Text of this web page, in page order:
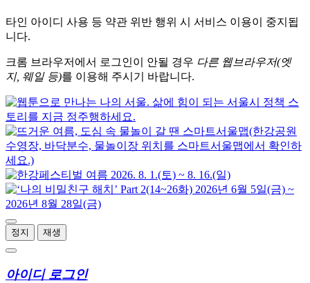
타인 아이디 사용 등 약관 위반 행위 시 서비스 이용이 중지됩
니다.
크롬 브라우저에서 로그인이 안될 경우 다른 웹브라우저(엣
지, 웨일 등)를 이용해 주시기 바랍니다.
정지 재생
아이디 로그인